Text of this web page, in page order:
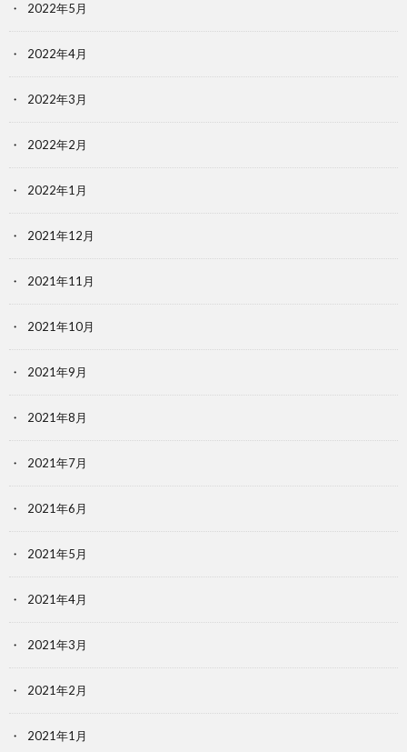
2022年5月
2022年4月
2022年3月
2022年2月
2022年1月
2021年12月
2021年11月
2021年10月
2021年9月
2021年8月
2021年7月
2021年6月
2021年5月
2021年4月
2021年3月
2021年2月
2021年1月